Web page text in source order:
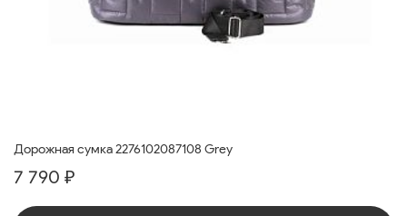
Дорожная сумка 2276102087108 Grey
7 790 ₽